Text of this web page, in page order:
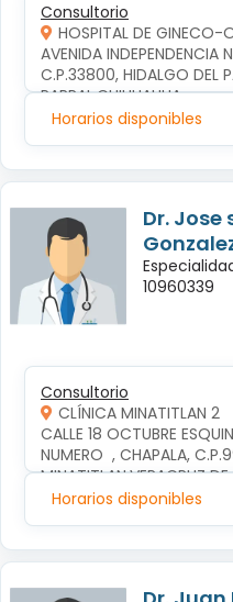
Consultorio
HOSPITAL DE GINECO-
AVENIDA INDEPENDENCIA
C.P.33800, HIDALGO DEL
PARRAL,CHIHUAHUA
Horarios disponibles
Dr.
10960339
Consultorio
CLÍNICA MINATITLAN 2
CALLE 18 OCTUBRE
NUMERO  , CHAPALA,
MINATITLAN,VERACRUZ
Horarios disponibles